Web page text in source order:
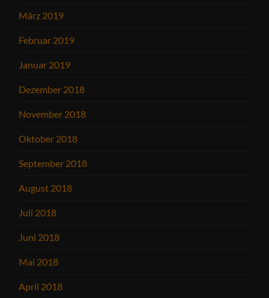
März 2019
Februar 2019
Januar 2019
Dezember 2018
November 2018
Oktober 2018
September 2018
August 2018
Juli 2018
Juni 2018
Mai 2018
April 2018